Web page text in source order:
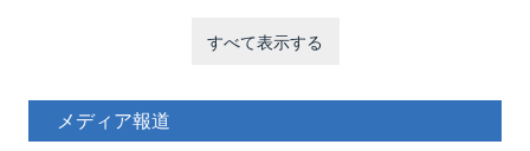
すべて表示する
メディア報道